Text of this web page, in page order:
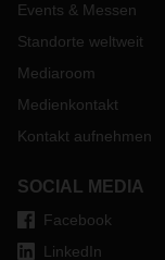
Events & Messen
Standorte weltweit
Mediaroom
Medienkontakt
Kontakt aufnehmen
SOCIAL MEDIA
Facebook
LinkedIn